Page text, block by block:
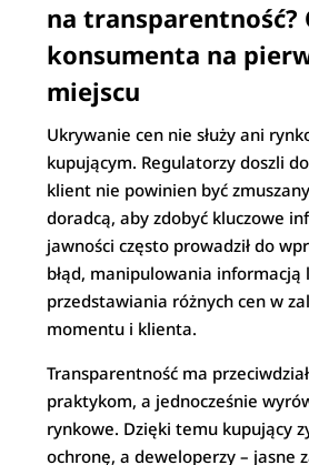
na transparentność?
konsumenta na
miejscu
Ukrywanie cen nie służy ani
kupującym. Regulatorzy doszli
klient nie powinien być
doradcą, aby zdobyć kluczowe
jawności często prowadził do
błąd, manipulowania informacją
przedstawiania różnych cen w
momentu i klienta.
Transparentność ma
praktykom, a jednocześnie
rynkowe. Dzięki temu kupujący
ochronę, a deweloperzy – jasne